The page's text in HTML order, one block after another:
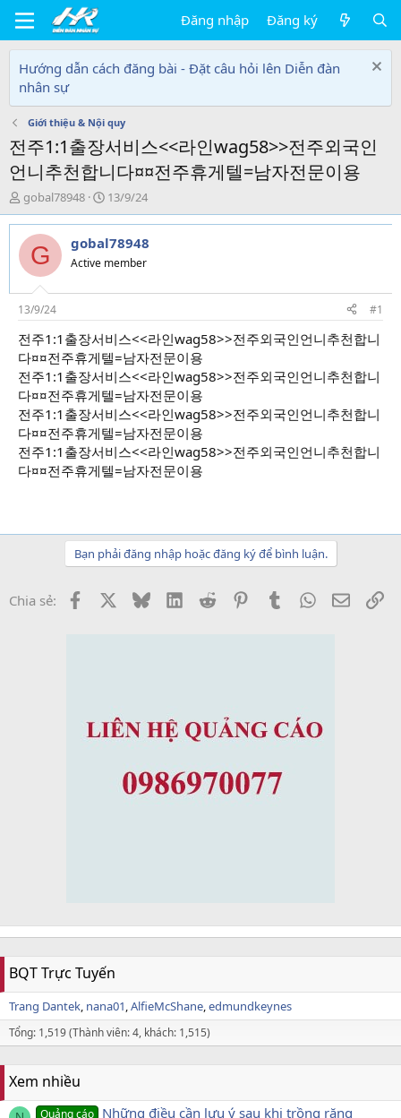
Đăng nhập Đăng ký
Hướng dẫn cách đăng bài - Đặt câu hỏi lên Diễn đàn
nhân sự
Giới thiệu & Nội quy
전주1:1출장서비스<<라인wag58>>전주외국인
언니추천합니다¤¤전주휴게텔=남자전문이용
T
h
r
e
d
s
t
a
r
t
e
r
gobal78948
N
g
à
y
g
i
13/9/24
G gobal78948
Active member
13/9/24 #1
전주1:1출장서비스<<라인wag58>>전주외국인언니추천합니
다¤¤전주휴게텔=남자전문이용
전주1:1출장서비스<<라인wag58>>전주외국인언니추천합니
다¤¤전주휴게텔=남자전문이용
전주1:1출장서비스<<라인wag58>>전주외국인언니추천합니
다¤¤전주휴게텔=남자전문이용
전주1:1출장서비스<<라인wag58>>전주외국인언니추천합니
다¤¤전주휴게텔=남자전문이용
Bạn phải đăng nhập hoặc đăng ký để bình luận.
Chia sẻ: Facebook BlueskyLinkedInReddit PinterestTumblrWhatsApp
Email
BQT Trực Tuyến
Trang Dantek nana01 AlfieMcShane edmundkeynes
Tổng: 1,519 (Thành viên: 4, khách: 1,515)
Xem nhiều
Quảng cáo Những điều cần lưu ý sau khi trồng răng